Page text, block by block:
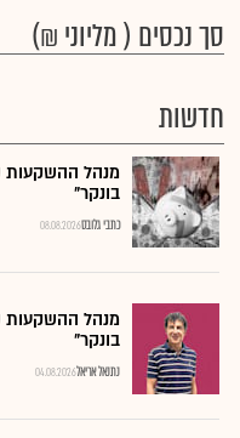
סך נכסים ( מליוני ₪)
חדשות
מנהל ההשקעות
בונקר"
08.08.2026כתבי גלובס
מנהל ההשקעות
בונקר"
04.08.2026נתנאל אריאל